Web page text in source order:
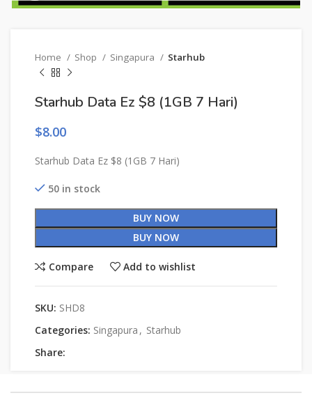
Home Shop Singapura Starhub
Starhub Data Ez $8 (1GB 7 Hari)
$8.00
Starhub Data Ez $8 (1GB 7 Hari)
50 in stock
BUY NOW
BUY NOW
Compare Add to wishlist
SKU: SHD8
Categories: Singapura , Starhub
Share: